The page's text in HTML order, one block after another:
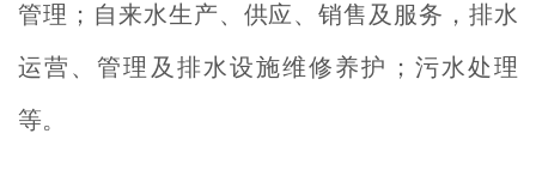
管理；自来水生产、供应、销售及服务，排水
运营、管理及排水设施维修养护；污水处理
等。